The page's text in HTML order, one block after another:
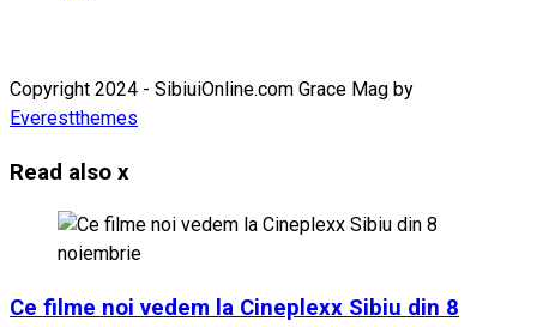
Copyright 2024 - SibiuiOnline.com Grace Mag by
Everestthemes
Read also x
Ce filme noi vedem la Cineplexx Sibiu din 8